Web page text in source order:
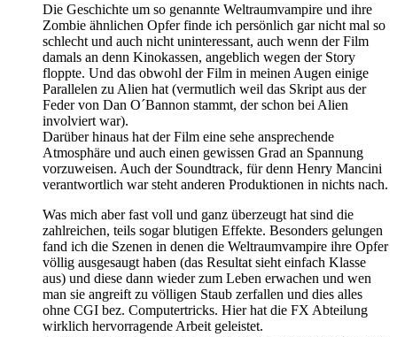
Die Geschichte um so genannte Weltraumvampire und ihre
Zombie ähnlichen Opfer finde ich persönlich gar nicht mal so
schlecht und auch nicht uninteressant, auch wenn der Film
damals an denn Kinokassen, angeblich wegen der Story
floppte. Und das obwohl der Film in meinen Augen einige
Parallelen zu Alien hat (vermutlich weil das Skript aus der
Feder von Dan O´Bannon stammt, der schon bei Alien
involviert war).
Darüber hinaus hat der Film eine sehe ansprechende
Atmosphäre und auch einen gewissen Grad an Spannung
vorzuweisen. Auch der Soundtrack, für denn Henry Mancini
verantwortlich war steht anderen Produktionen in nichts nach.
Was mich aber fast voll und ganz überzeugt hat sind die
zahlreichen, teils sogar blutigen Effekte. Besonders gelungen
fand ich die Szenen in denen die Weltraumvampire ihre Opfer
völlig ausgesaugt haben (das Resultat sieht einfach Klasse
aus) und diese dann wieder zum Leben erwachen und wen
man sie angreift zu völligen Staub zerfallen und dies alles
ohne CGI bez. Computertricks. Hier hat die FX Abteilung
wirklich hervorragende Arbeit geleistet.